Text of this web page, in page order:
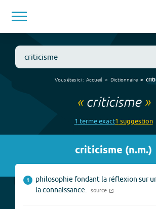
Vous êtes ici : Accueil Dictionnaire
« criticisme»
1 termeexact1 suggestion
criticisme (n.m.)
1
philosophie fondant la réflexion sur
la connaissance.
source